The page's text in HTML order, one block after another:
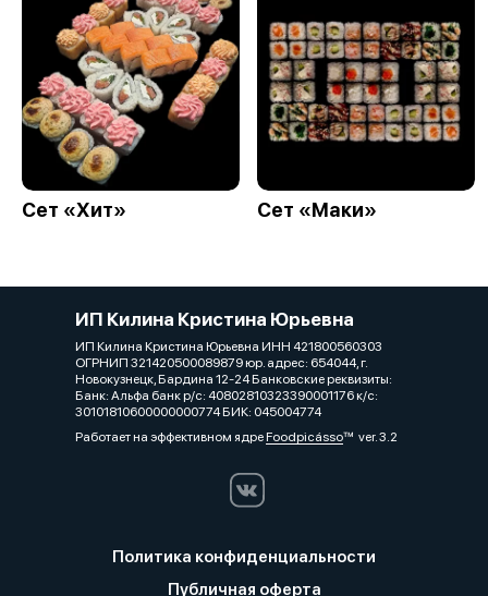
Сет «Хит» Сет «Маки»
ИП Килина Кристина Юрьевна
ИП Килина Кристина Юрьевна ИНН 421800560303
ОГРНИП 321420500089879 юр. адрес: 654044, г.
Новокузнецк, Бардина 12-24 Банковские реквизиты:
Банк: Альфа банк р/с: 40802810323390001176 к/с:
30101810600000000774 БИК: 045004774
Работает на эффективном ядреFoodpicássover. 3.2
Политика конфиденциальности
Публичная оферта